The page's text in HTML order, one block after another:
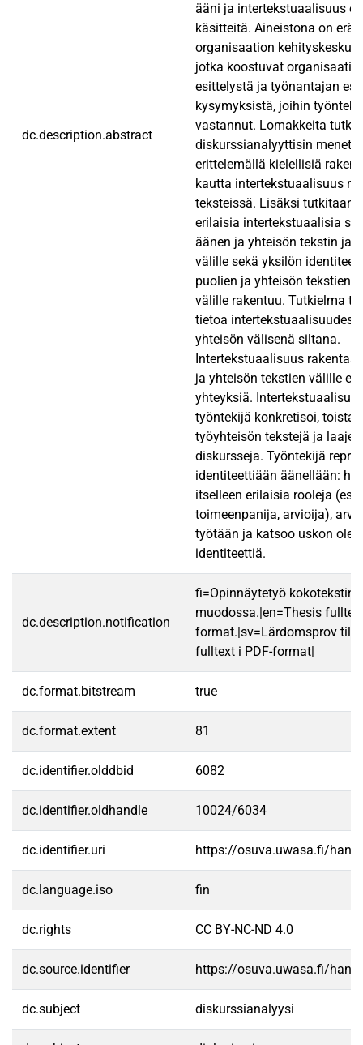
dc.description.abstract
ääni ja intertekstuaalisuus
käsitteitä. Aineistona on
organisaation
jotka koostuvat
esittelystä ja työnantajan
kysymyksistä, joihin
vastannut. Lomakkeita
diskurssianalyyttisin
erittelemällä kielellisiä
kautta intertekstuaalisuus
teksteissä. Lisäksi tutkitaan,
erilaisia intertekstuaalisia
äänen ja yhteisön tekstin ja
välille sekä yksilön
puolien ja yhteisön tekstien
välille rakentuu. Tutkielma
tietoa
yhteisön välisenä siltana.
Intertekstuaalisuus rakentaa
ja yhteisön tekstien välille
yhteyksiä.
työntekijä konkretisoi,
työyhteisön tekstejä ja
diskursseja. Työntekijä
identiteettiään äänellään:
itselleen erilaisia rooleja
toimeenpanija, arvioija),
työtään ja katsoo uskon
identiteettiä.
dc.description.notification
fi=Opinnäytetyö kokotekstinä
muodossa.|en=Thesis
format.|sv=Lärdomsprov
fulltext i PDF-format|
dc.format.bitstream true
dc.format.extent 81
dc.identifier.olddbid 6082
dc.identifier.oldhandle 10024/6034
dc.identifier.uri https://osuva.uwasa.fi/
dc.language.iso fin
dc.rights CC BY-NC-ND 4.0
dc.source.identifier https://osuva.uwasa.fi/
dc.subject diskurssianalyysi